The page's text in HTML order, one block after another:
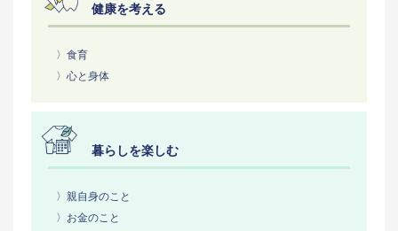
健康を考える
〉食育
〉心と身体
暮らしを楽しむ
〉親自身のこと
〉お金のこと